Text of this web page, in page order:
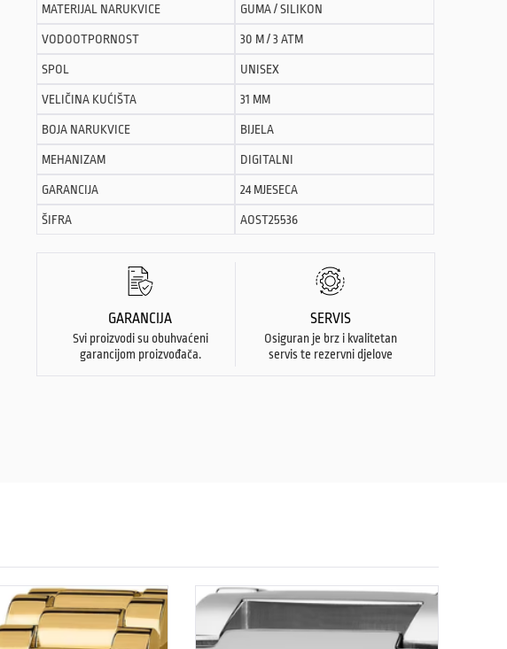
MATERIJAL NARUKVICE GUMA / SILIKON
VODOOTPORNOST 30 M / 3 ATM
SPOL UNISEX
VELIČINA KUĆIŠTA 31 MM
BOJA NARUKVICE BIJELA
MEHANIZAM DIGITALNI
GARANCIJA 24 MJESECA
ŠIFRA AOST25536
GARANCIJA
Svi proizvodi su obuhvaćeni
garancijom proizvođača.
SERVIS
Osiguran je brz i kvalitetan
servis te rezervni djelove